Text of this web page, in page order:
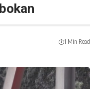
1 Min Read